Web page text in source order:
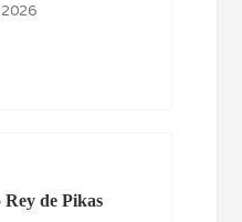
Rey de Pikas